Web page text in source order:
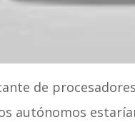
de
autónomos